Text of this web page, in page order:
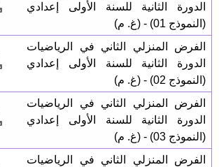
الدورة الثانية للسنة الأولى إعدادي
(النموذج 01) - (غ. م)
الفرض المنزلي الثاني في الرياضيات
الدورة الثانية للسنة الأولى إعدادي
(النموذج 02) - (غ. م)
الفرض المنزلي الثاني في الرياضيات
الدورة الثانية للسنة الأولى إعدادي
(النموذج 03) - (غ. م)
الفرض المنزلي الثاني في الرياضيات